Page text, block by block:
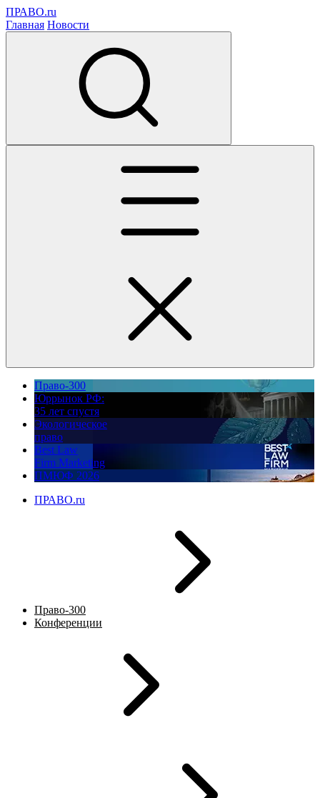
ПРАВО.ru
Главная Новости
Право-300
Юррынок РФ:
35 лет спустя
Экологическое
право
Best Law
Firm Marketing
ПМЮФ 2026
ПРАВО.ru
Право-300
Конференции